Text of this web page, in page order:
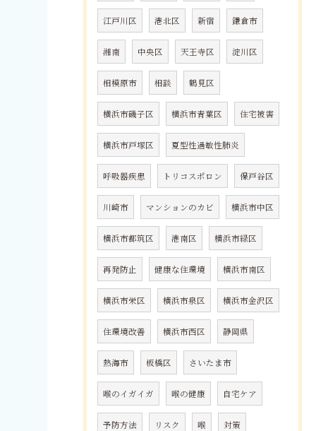
江戸川区 港北区 新宿 鎌倉市
湘南 中央区 天王寺区 淀川区
相模原市 相談 鶴見区
横浜市磯子区 横浜市青葉区 住宅被害
横浜市戸塚区 夏型性過敏性肺炎
呼吸器疾患 トリコスポロン 保戸谷区
川崎市 マンションのカビ 横浜市中区
横浜市都筑区 港南区 横浜市緑区
再発防止 健康な住環境 横浜市南区
横浜市栄区 横浜市泉区 横浜市金沢区
住環境改善 横浜市西区 静岡県
熱海市 板橋区 さいたま市
喉のイガイガ 喉の健康 自宅ケア
予防方法 リスク 喉 対策